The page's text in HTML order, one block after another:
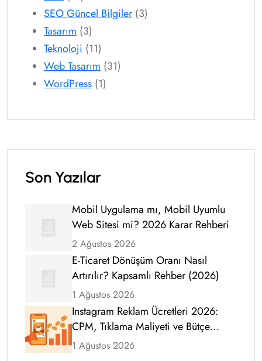
SEO Güncel Bilgiler (3)
Tasarım (3)
Teknoloji (11)
Web Tasarım (31)
WordPress (1)
Son Yazılar
Mobil Uygulama mı, Mobil Uyumlu
Web Sitesi mi? 2026 Karar Rehberi
2 Ağustos 2026
E-Ticaret Dönüşüm Oranı Nasıl
Artırılır? Kapsamlı Rehber (2026)
1 Ağustos 2026
Instagram Reklam Ücretleri 2026:
CPM, Tıklama Maliyeti ve Bütçe
Rehberi
1 Ağustos 2026